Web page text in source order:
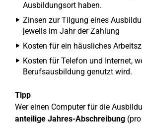
Ausbildungsort haben.
Zinsen zur Tilgung eines
jeweils im Jahr der Zahlung
Kosten für ein häusliches
Kosten für Telefon und Internet,
Berufsausbildung genutzt wird.
Tipp
Wer einen Computer für die
anteilige Jahres-Abschreibung